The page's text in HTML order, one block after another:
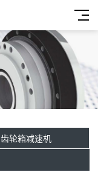
齿轮箱减速机